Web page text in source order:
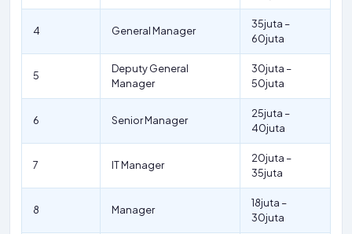
4 General Manager
35juta –
60juta
5
Deputy General
Manager
30juta –
50juta
6 Senior Manager
25juta –
40juta
7 IT Manager
20juta –
35juta
8 Manager
18juta –
30juta